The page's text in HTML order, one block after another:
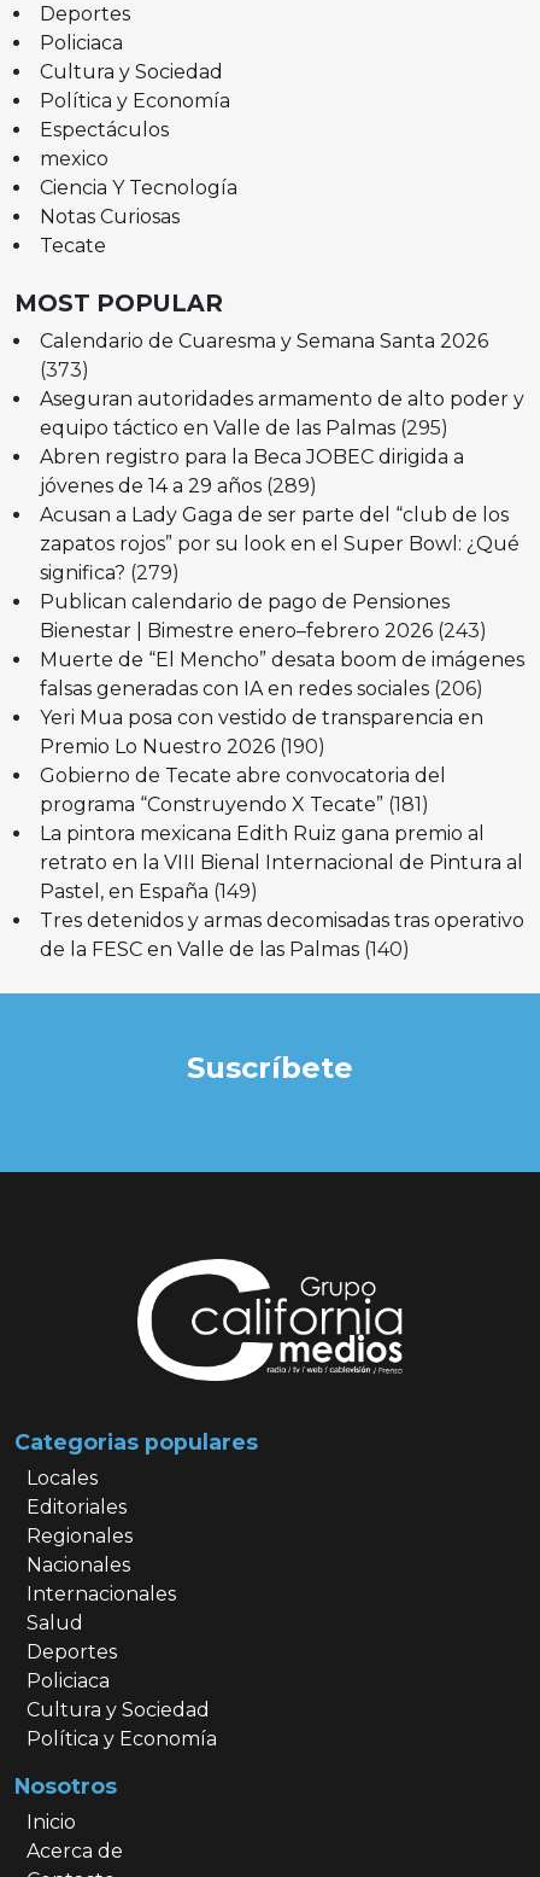
Deportes
Policiaca
Cultura y Sociedad
Política y Economía
Espectáculos
mexico
Ciencia Y Tecnología
Notas Curiosas
Tecate
MOST POPULAR
Calendario de Cuaresma y Semana Santa 2026
(373)
Aseguran autoridades armamento de alto poder y
equipo táctico en Valle de las Palmas (295)
Abren registro para la Beca JOBEC dirigida a
jóvenes de 14 a 29 años (289)
Acusan a Lady Gaga de ser parte del “club de los
zapatos rojos” por su look en el Super Bowl: ¿Qué
significa? (279)
Publican calendario de pago de Pensiones
Bienestar | Bimestre enero–febrero 2026 (243)
Muerte de “El Mencho” desata boom de imágenes
falsas generadas con IA en redes sociales (206)
Yeri Mua posa con vestido de transparencia en
Premio Lo Nuestro 2026 (190)
Gobierno de Tecate abre convocatoria del
programa “Construyendo X Tecate” (181)
La pintora mexicana Edith Ruiz gana premio al
retrato en la VIII Bienal Internacional de Pintura al
Pastel, en España (149)
Tres detenidos y armas decomisadas tras operativo
de la FESC en Valle de las Palmas (140)
Suscríbete
Categorias populares
Locales
Editoriales
Regionales
Nacionales
Internacionales
Salud
Deportes
Policiaca
Cultura y Sociedad
Política y Economía
Nosotros
Inicio
Acerca de